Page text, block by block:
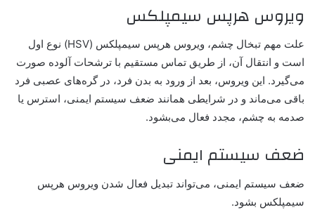
ویروس هرپس سیمپلکس
علت مهم تبخال چشم، ویروس هرپس سیمپلکس (HSV) نوع اول
است و انتقال آن، از طریق تماس مستقیم با ترشحات آلوده صورت
می‌گیرد. این ویروس، بعد از ورود به بدن فرد، در گره‌های عصبی فرد
باقی می‌ماند و در شرایطی همانند ضعف سیستم ایمنی، استرس یا
صدمه به چشم، مجدد فعال می‌بشود.
ضعف سیستم ایمنی
ضعف سیستم ایمنی، می‌تواند تبدیل فعال شدن ویروس هرپس
سیمپلکس بشود.